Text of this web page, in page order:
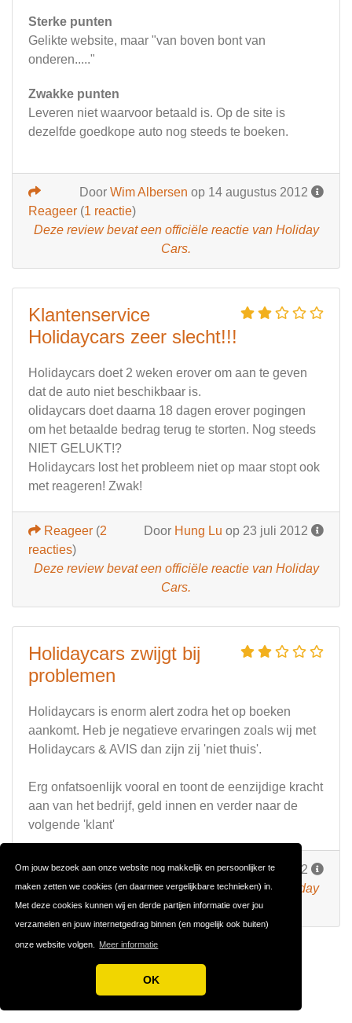
Om jouw bezoek aan onze website nog makkelijk en persoonlijker te
maken zetten we cookies (en daarmee vergelijkbare technieken) in.
Met deze cookies kunnen wij en derde partijen informatie over jou
verzamelen en jouw internetgedrag binnen (en mogelijk ook buiten)
onze website volgen. Meer informatie
OK
Sterke punten
Gelikte website, maar "van boven bont van
onderen....."
Zwakke punten
Leveren niet waarvoor betaald is. Op de site is
dezelfde goedkope auto nog steeds te boeken.
Door Wim Albersen op 14 augustus 2012
Reageer (1 reactie)
Deze review bevat een officiële reactie van Holiday
Cars.
Klantenservice
Holidaycars zeer slecht!!!
Holidaycars doet 2 weken erover om aan te geven
dat de auto niet beschikbaar is.
olidaycars doet daarna 18 dagen erover pogingen
om het betaalde bedrag terug te storten. Nog steeds
NIET GELUKT!?
Holidaycars lost het probleem niet op maar stopt ook
met reageren! Zwak!
Door Hung Lu op 23 juli 2012
Reageer (2
reacties)
Deze review bevat een officiële reactie van Holiday
Cars.
Holidaycars zwijgt bij
problemen
Holidaycars is enorm alert zodra het op boeken
aankomt. Heb je negatieve ervaringen zoals wij met
Holidaycars & AVIS dan zijn zij 'niet thuis'.
Erg onfatsoenlijk vooral en toont de eenzijdige kracht
aan van het bedrijf, geld innen en verder naar de
volgende 'klant'
Doorrobop 19 juni 2012
Reageer(2 reacties)
Deze review bevat een officiële reactie van Holiday
Cars.
3